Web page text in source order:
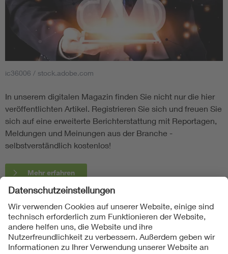
ic36006 / stock.adobe.com
In unserem digitalen Magazin finden Sie nicht nur die hier
veröffentlichten Artikel. Registrieren Sie sich und freuen Sie
sich auf eine erweiterte Berichterstattung mit Reportagen,
Meldungen und Meinungen aus der Branche -
selbstverständlich kostenlos!
Mehr erfahren
Folgen Sie uns